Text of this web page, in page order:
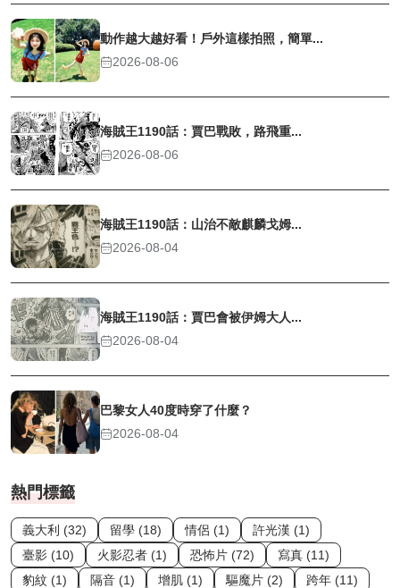
動作越大越好看！戶外這樣拍照，簡單...
2026-08-06
海賊王1190話：賈巴戰敗，路飛重...
2026-08-06
海賊王1190話：山治不敵麒麟戈姆...
2026-08-04
海賊王1190話：賈巴會被伊姆大人...
2026-08-04
巴黎女人40度時穿了什麼？
2026-08-04
熱門標籤
義大利 (32) 留學 (18) 情侶 (1)
許光漢 (1)
臺影 (10)
火影忍者 (1) 恐怖片 (72)
寫真 (11)
豹紋 (1)
隔音 (1) 增肌 (1) 驅魔片 (2)
跨年 (11)